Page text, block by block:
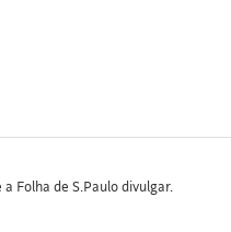
Folha de S.Paulo divulgar.